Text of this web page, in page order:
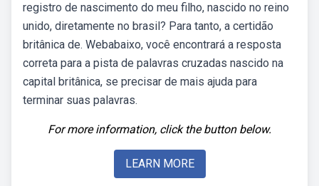
registro de nascimento do meu filho, nascido no reino
unido, diretamente no brasil? Para tanto, a certidão
britânica de. Webabaixo, você encontrará a resposta
correta para a pista de palavras cruzadas nascido na
capital britânica, se precisar de mais ajuda para
terminar suas palavras.
For more information, click the button below.
LEARN MORE